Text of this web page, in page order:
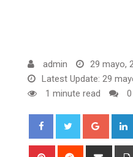
admin
29 mayo,
Latest Update: 29
1 minute read
0
Pinterest Reddit
Share